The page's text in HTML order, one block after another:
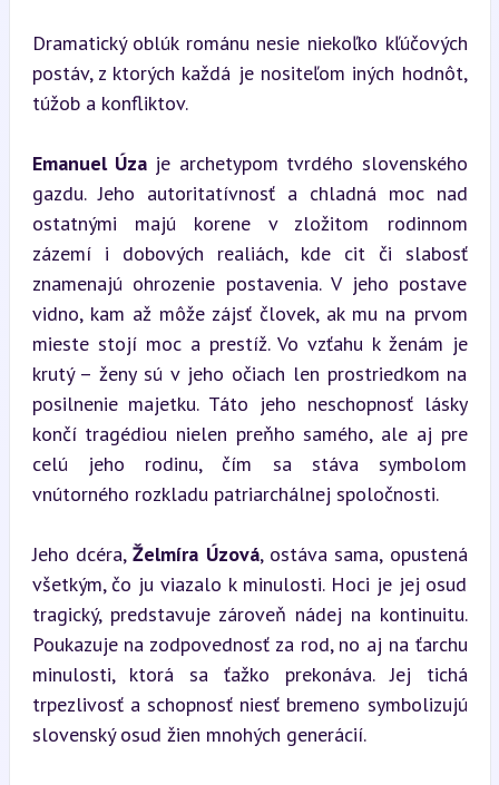
Dramatický oblúk románu nesie niekoľko kľúčových
postáv, z ktorých každá je nositeľom iných hodnôt,
túžob a konfliktov.
Emanuel Úza je archetypom tvrdého slovenského
gazdu. Jeho autoritatívnosť a chladná moc nad
ostatnými majú korene v zložitom rodinnom
zázemí i dobových realiách, kde cit či slabosť
znamenajú ohrozenie postavenia. V jeho postave
vidno, kam až môže zájsť človek, ak mu na prvom
mieste stojí moc a prestíž. Vo vzťahu k ženám je
krutý – ženy sú v jeho očiach len prostriedkom na
posilnenie majetku. Táto jeho neschopnosť lásky
končí tragédiou nielen preňho samého, ale aj pre
celú jeho rodinu, čím sa stáva symbolom
vnútorného rozkladu patriarchálnej spoločnosti.
Jeho dcéra, Želmíra Úzová, ostáva sama, opustená
všetkým, čo ju viazalo k minulosti. Hoci je jej osud
tragický, predstavuje zároveň nádej na kontinuitu.
Poukazuje na zodpovednosť za rod, no aj na ťarchu
minulosti, ktorá sa ťažko prekonáva. Jej tichá
trpezlivosť a schopnosť niesť bremeno symbolizujú
slovenský osud žien mnohých generácií.